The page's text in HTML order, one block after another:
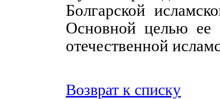
Болгарской
Основной целью ее
отечественной
Возврат к списку